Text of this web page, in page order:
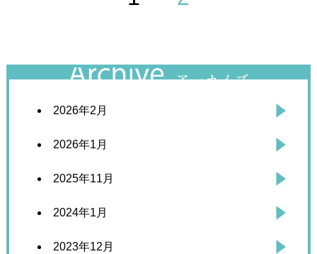
2026年2月
2026年1月
2025年11月
2024年1月
2023年12月